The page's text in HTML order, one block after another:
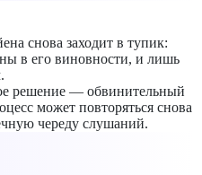
снова заходит в тупик:
в его виновности, и лишь
решение — обвинительный
может повторяться снова
череду слушаний.